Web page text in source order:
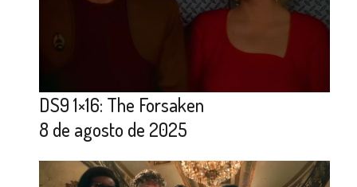
DS9 1×16: The Forsaken
8 de agosto de 2025